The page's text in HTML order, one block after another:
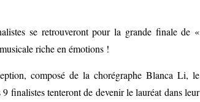
se retrouveront pour la grande finale de «
riche en émotions !
composé de la chorégraphe Blanca Li, le
finalistes tenteront de devenir le lauréat dans leur